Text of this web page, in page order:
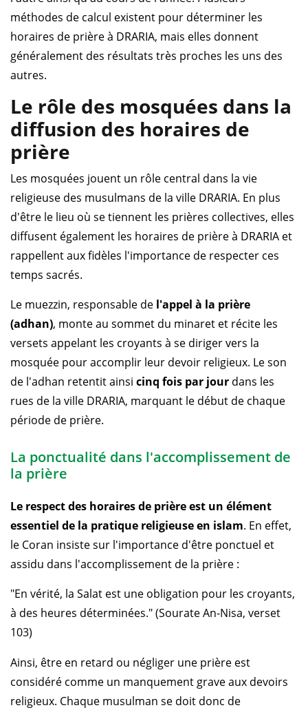
méthodes de calcul existent pour déterminer les
horaires de prière à DRARIA, mais elles donnent
généralement des résultats très proches les uns des
autres.
Le rôle des mosquées dans la
diffusion des horaires de
prière
Les mosquées jouent un rôle central dans la vie
religieuse des musulmans de la ville DRARIA. En plus
d'être le lieu où se tiennent les prières collectives, elles
diffusent également les horaires de prière à DRARIA et
rappellent aux fidèles l'importance de respecter ces
temps sacrés.
Le muezzin, responsable de l'appel à la prière
(adhan), monte au sommet du minaret et récite les
versets appelant les croyants à se diriger vers la
mosquée pour accomplir leur devoir religieux. Le son
de l'adhan retentit ainsi cinq fois par jour dans les
rues de la ville DRARIA, marquant le début de chaque
période de prière.
La ponctualité dans l'accomplissement de
la prière
Le respect des horaires de prière est un élément
essentiel de la pratique religieuse en islam. En effet,
le Coran insiste sur l'importance d'être ponctuel et
assidu dans l'accomplissement de la prière :
"En vérité, la Salat est une obligation pour les croyants,
à des heures déterminées." (Sourate An-Nisa, verset
103)
Ainsi, être en retard ou négliger une prière est
considéré comme un manquement grave aux devoirs
religieux. Chaque musulman se doit donc de